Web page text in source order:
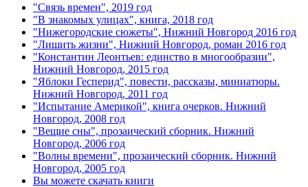
"Связь времен", 2019 год
"В знакомых улицах", книга, 2018 год
"Нижегородские сюжеты", Нижний Новгород 2016 год
"Лишить жизни", Нижний Новгород, роман 2016 год
"Константин Леонтьев: единство в многообразии",
Нижний Новгород, 2015 год
"Яблоки Гесперид", повести, рассказы, миниатюры.
Нижний Новгород, 2011 год
"Испытание Америкой", книга очерков. Нижний
Новгород, 2008 год
"Вещие сны", прозаический сборник. Нижний
Новгород, 2006 год
"Волны времени", прозаический сборник. Нижний
Новгород, 2005 год
Вы можете скачать книги